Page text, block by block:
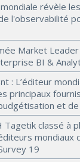
révèle
l'observabilité
Market
BI &
: L’éditeur
principaux
et
Tagetik classé à
mondiaux
19